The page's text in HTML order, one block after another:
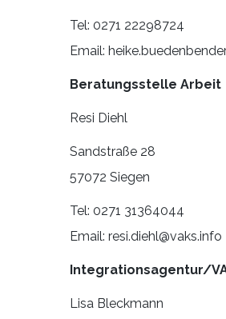
Tel: 0271 22298724
Email:
Beratungsstelle Arbeit
Resi Diehl
Sandstraße 28
57072 Siegen
Tel: 0271 31364044
Email: resi.diehl@vaks.info
Integrationsagentur/
Lisa Bleckmann